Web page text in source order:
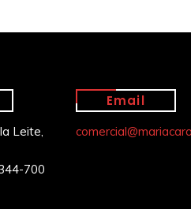
Leite,
700
Email